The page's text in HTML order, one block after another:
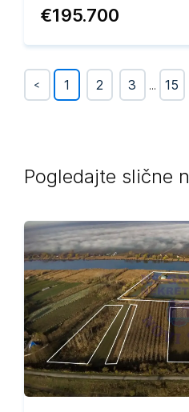
€195.700
< 1 2 3 ... 15
Pogledajte slične
Ekskluzivna ponuda